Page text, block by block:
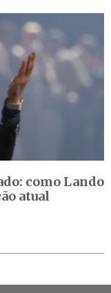
como Lando
atual